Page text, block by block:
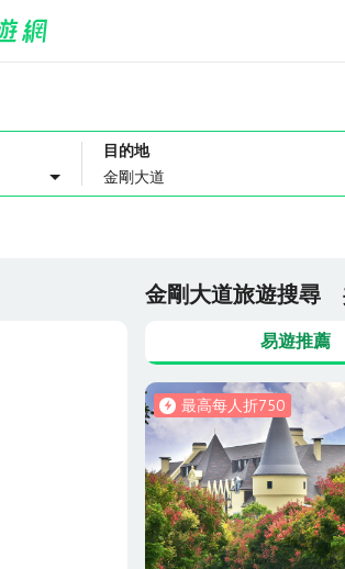
目的地
金剛大道旅遊搜尋
易遊推薦
最高每人折750